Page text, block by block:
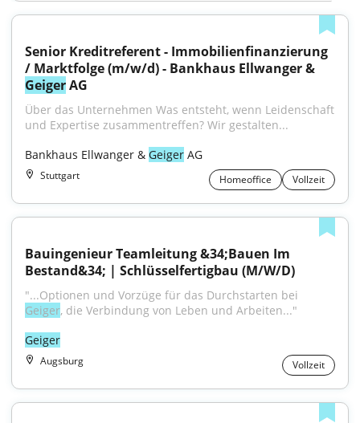
Senior Kreditreferent - Immobilienfinanzierung
Geiger AG
Über das Unternehmen Was entsteht, wenn Leidenschaft
und Expertise zusammentreffen? Wir gestalten...
Bankhaus Ellwanger & Geiger AG
Stuttgart Homeoffice Vollzeit
Bauingenieur Teamleitung &34;Bauen Im
Bestand&34; | Schlüsselfertigbau (M/W/D)
Geiger, die Verbindung von Leben und Arbeiten..."
Geiger
Augsburg Vollzeit